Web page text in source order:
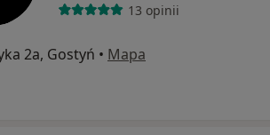
13 opinii
2a, Gostyń • Mapa